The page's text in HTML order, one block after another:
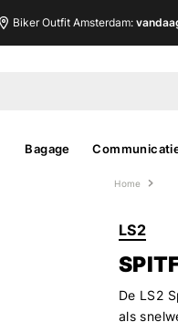
Biker Outfit Amsterdam:
Bagage
Home
LS2
De LS2
als